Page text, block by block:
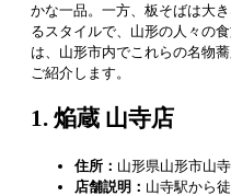
かな一品。一方、板そばは大
るスタイルで、山形の人々の
は、山形市内でこれらの名物
ご紹介します。
1. 焔蔵 山寺店
住所： 山形県山形市山
店舗説明： 山寺駅から